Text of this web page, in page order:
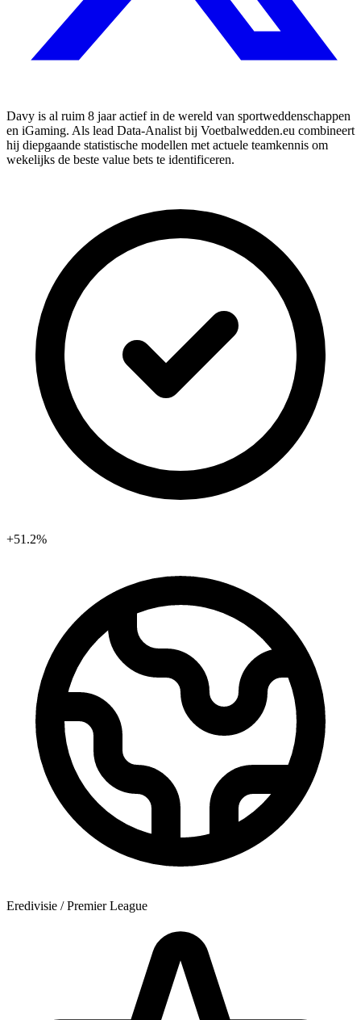
Davy is al ruim 8 jaar actief in de wereld van sportweddenschappen
en iGaming. Als lead Data-Analist bij Voetbalwedden.eu combineert
hij diepgaande statistische modellen met actuele teamkennis om
wekelijks de beste value bets te identificeren.
+51.2%
Eredivisie / Premier League